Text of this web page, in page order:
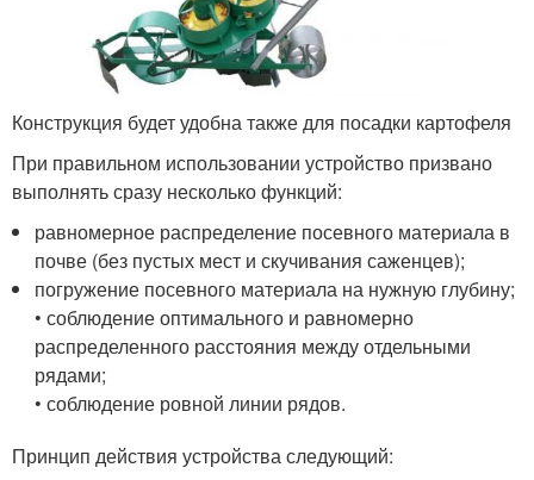
Конструкция будет удобна также для посадки картофеля
При правильном использовании устройство призвано
выполнять сразу несколько функций:
равномерное распределение посевного материала в
почве (без пустых мест и скучивания саженцев);
погружение посевного материала на нужную глубину;
• соблюдение оптимального и равномерно
распределенного расстояния между отдельными
рядами;
• соблюдение ровной линии рядов.
Принцип действия устройства следующий: